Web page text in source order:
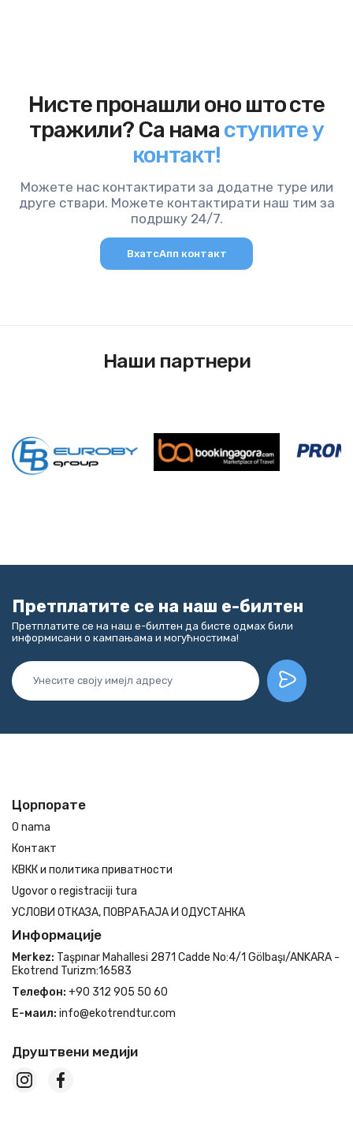
Нисте пронашли оно што сте
тражили? Са нама ступите у
контакт!
Можете нас контактирати за додатне туре или
друге ствари. Можете контактирати наш тим за
подршку 24/7.
ВхатсАпп контакт
Наши партнери
Претплатите се на наш е-билтен
Претплатите се на наш е-билтен да бисте одмах били
информисани о кампањама и могућностима!
Цорпорате
O nama
Контакт
КВКК и политика приватности
Ugovor o registraciji tura
УСЛОВИ ОТКАЗА, ПОВРАЋАЈА И ОДУСТАНКА
Информације
Merkez: Taşpınar Mahallesi 2871 Cadde No:4/1 Gölbaşı/ANKARA -
Ekotrend Turizm:16583
Телефон: +90 312 905 50 60
Е-маил: info@ekotrendtur.com
Друштвени медији